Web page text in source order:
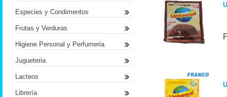
Especies y Condimentos
Frutas y Verduras
Higiene Personal y Perfumeria
Jugueteria
Lacteos
Librería